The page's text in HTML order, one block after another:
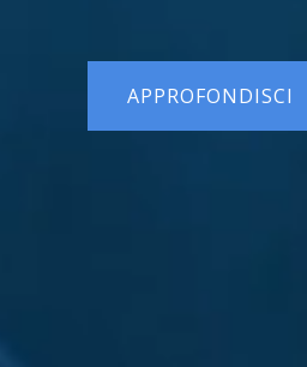
APPROFONDISCI